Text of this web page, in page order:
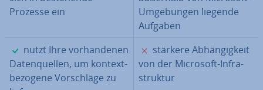
Prozesse ein
Um­ge­bun­gen liegende
Aufgaben
✓
nutzt Ihre vor­han­de­nen
Da­ten­quel­len, um kon­text­
be­zo­ge­ne Vor­schlä­ge zu
✗
stärkere Ab­hän­gig­keit
von der Microsoft-In­fra­
struk­tur